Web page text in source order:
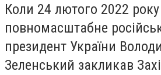
Коли 24 лютого 2022
повномасштабне
президент України
Зеленський закликав